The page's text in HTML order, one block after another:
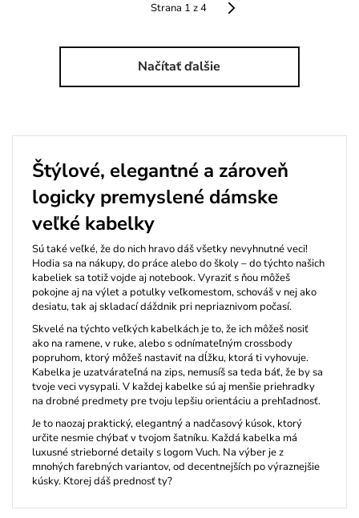
Strana 1 z 4
Načítať ďalšie
Štýlové, elegantné a zároveň
logicky premyslené dámske
veľké kabelky
Sú také veľké, že do nich hravo dáš všetky nevyhnutné veci!
Hodia sa na nákupy, do práce alebo do školy – do týchto našich
kabeliek sa totiž vojde aj notebook. Vyraziť s ňou môžeš
pokojne aj na výlet a potulky veľkomestom, schováš v nej ako
desiatu, tak aj skladací dáždnik pri nepriaznivom počasí.
Skvelé na týchto veľkých kabelkách je to, že ich môžeš nosiť
ako na ramene, v ruke, alebo s odnímateľným crossbody
popruhom, ktorý môžeš nastaviť na dĺžku, ktorá ti vyhovuje.
Kabelka je uzatvárateľná na zips, nemusíš sa teda báť, že by sa
tvoje veci vysypali. V každej kabelke sú aj menšie priehradky
na drobné predmety pre tvoju lepšiu orientáciu a prehľadnosť.
Je to naozaj praktický, elegantný a nadčasový kúsok, ktorý
určite nesmie chýbať v tvojom šatníku. Každá kabelka má
luxusné strieborné detaily s logom Vuch. Na výber je z
mnohých farebných variantov, od decentnejších po výraznejšie
kúsky. Ktorej dáš prednosť ty?